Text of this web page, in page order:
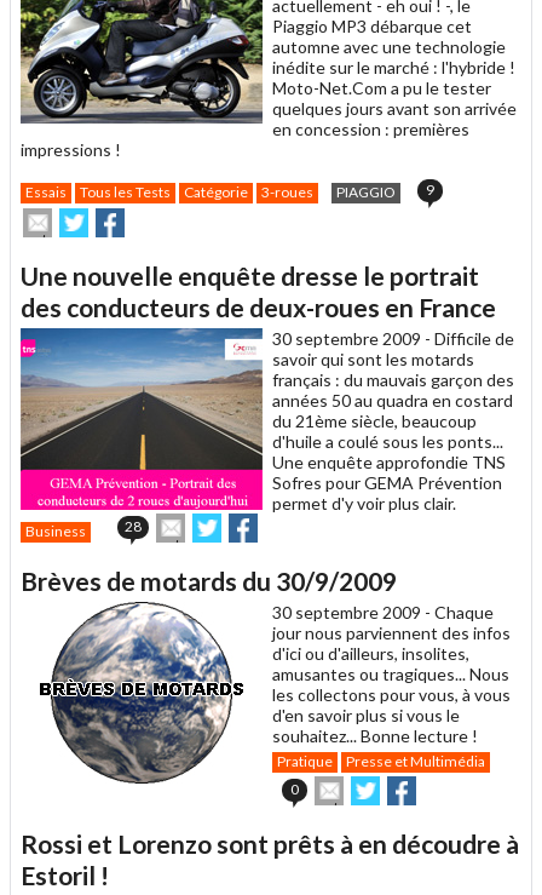
actuellement - eh oui ! -, le
Piaggio MP3 débarque cet
automne avec une technologie
inédite sur le marché : l'hybride !
Moto-Net.Com a pu le tester
quelques jours avant son arrivée
en concession : premières
impressions !
Essais Tous les Tests Catégorie 3-roues PIAGGIO 9
Envoyer
cet
à
un
ami
Partager
sur
sur
Une nouvelle enquête dresse le portrait
des conducteurs de deux-roues en France
30 septembre 2009 - Difficile de
savoir qui sont les motards
français : du mauvais garçon des
années 50 au quadra en costard
du 21ème siècle, beaucoup
d'huile a coulé sous les ponts...
Une enquête approfondie TNS
Sofres pour GEMA Prévention
permet d'y voir plus clair.
Business 28
Envoyer
cet
à
un
ami
Partager
sur sur
Brèves de motards du 30/9/2009
30 septembre 2009 - Chaque
jour nous parviennent des infos
d'ici ou d'ailleurs, insolites,
amusantes ou tragiques... Nous
les collectons pour vous, à vous
d'en savoir plus si vous le
souhaitez... Bonne lecture !
Pratique
Presse et Multimédia
0
Envoyer
cet
à
Partager
sur sur
Rossi et Lorenzo sont prêts à en découdre à
Estoril !